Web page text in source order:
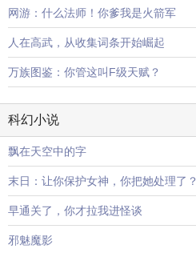
网游：什么法师！你爹我是火箭军
人在高武，从收集词条开始崛起
万族图鉴：你管这叫F级天赋？
科幻小说
飘在天空中的字
末日：让你保护女神，你把她处理了？
早通关了，你才拉我进怪谈
邪魅魔影